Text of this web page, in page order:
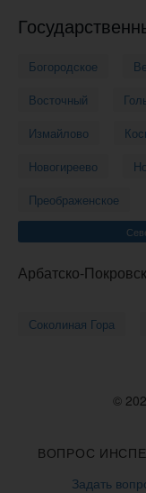
Богородское
Восточный
Измайлово
Новогиреево
Преображенское
Арбатско-
Соколиная Гора
©
ВОПРОС
Задать